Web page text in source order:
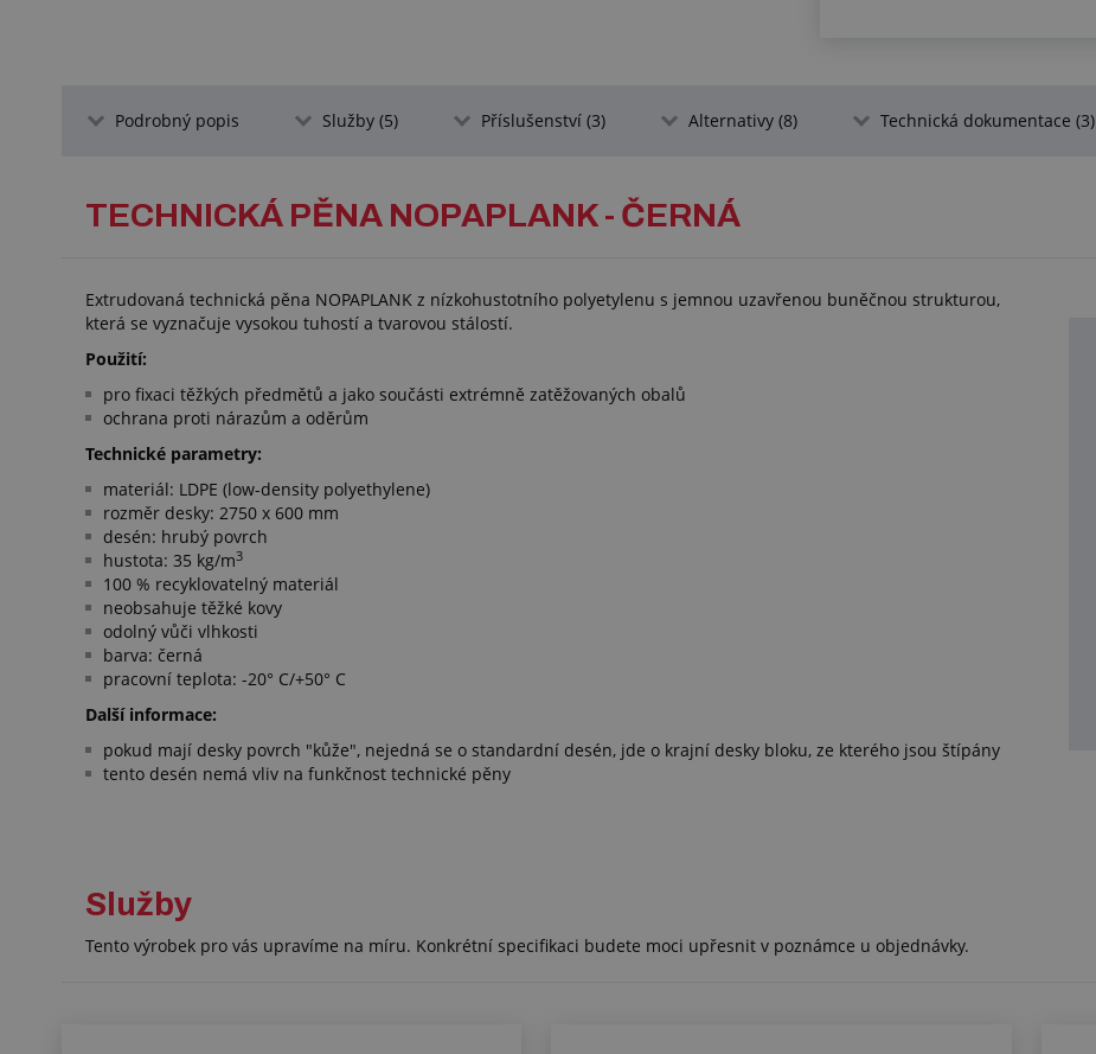
Podrobný popis Služby (5) Příslušenství (3) Alternativy (8) Technická dokumentace (3)
TECHNICKÁ PĚNA NOPAPLANK - ČERNÁ
Extrudovaná technická pěna NOPAPLANK z nízkohustotního polyetylenu s jemnou uzavřenou buněčnou strukturou,
která se vyznačuje vysokou tuhostí a tvarovou stálostí.
Použití:
pro fixaci těžkých předmětů a jako součásti extrémně zatěžovaných obalů
ochrana proti nárazům a oděrům
Technické parametry:
materiál: LDPE (low-density polyethylene)
rozměr desky: 2750 x 600 mm
desén: hrubý povrch
hustota: 35 kg/m3
100 % recyklovatelný materiál
neobsahuje těžké kovy
odolný vůči vlhkosti
barva: černá
pracovní teplota: -20° C/+50° C
Další informace:
pokud mají desky povrch "kůže", nejedná se o standardní desén, jde o krajní desky bloku, ze kterého jsou štípány
tento desén nemá vliv na funkčnost technické pěny
Služby
Tento výrobek pro vás upravíme na míru. Konkrétní specifikaci budete moci upřesnit v poznámce u objednávky.